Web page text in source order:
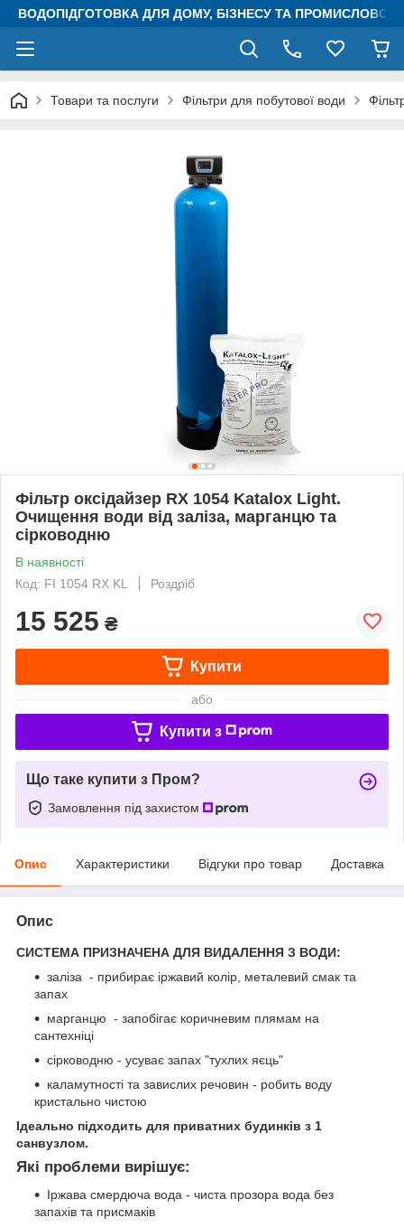
ВОДОПІДГОТОВКА ДЛЯ ДОМУ, БІЗНЕСУ ТА
Товари та послуги Фільтри для побутової води
Фільтр оксідайзер RX 1054 Katalox Light.
Очищення води від заліза, марганцю та
сірководню
В наявності
Код: FI 1054 RX KL
Роздріб
15 525 ₴
Купити
або
Купити з
Що таке купити з Пром?
Замовлення під захистом
Опис Характеристики Відгуки про товар Доставка
Опис
СИСТЕМА ПРИЗНАЧЕНА ДЛЯ ВИДАЛЕННЯ З ВОДИ:
заліза - прибирає іржавий колір, металевий смак та
запах
марганцю - запобігає коричневим плямам на
сантехніці
сірководню - усуває запах "тухлих яєць"
каламутності та завислих речовин - робить воду
кристально чистою
Ідеально підходить для приватних будинків з 1
санвузлом.
Які проблеми вирішує:
Іржава смердюча вода - чиста прозора вода без
запахів та присмаків